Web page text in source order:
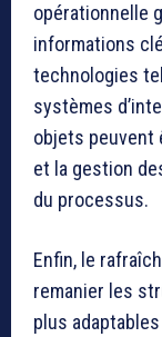
opérationnelle
informations
technologies
systèmes
objets peuvent
et la gestion
du processus.
Enfin, le
remanier les
plus